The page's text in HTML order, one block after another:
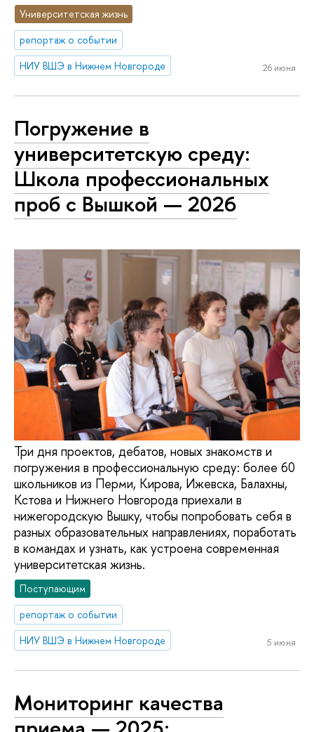
Университетская жизнь
репортаж о событии
НИУ ВШЭ в Нижнем Новгороде
26 июня
Погружение в
университетскую среду:
Школа профессиональных
проб с Вышкой — 2026
Три дня проектов, дебатов, новых знакомств и
погружения в профессиональную среду: более 60
школьников из Перми, Кирова, Ижевска, Балахны,
Кстова и Нижнего Новгорода приехали в
нижегородскую Вышку, чтобы попробовать себя в
разных образовательных направлениях, поработать
в командах и узнать, как устроена современная
университетская жизнь.
Поступающим
репортаж о событии
НИУ ВШЭ в Нижнем Новгороде
5 июня
Мониторинг качества